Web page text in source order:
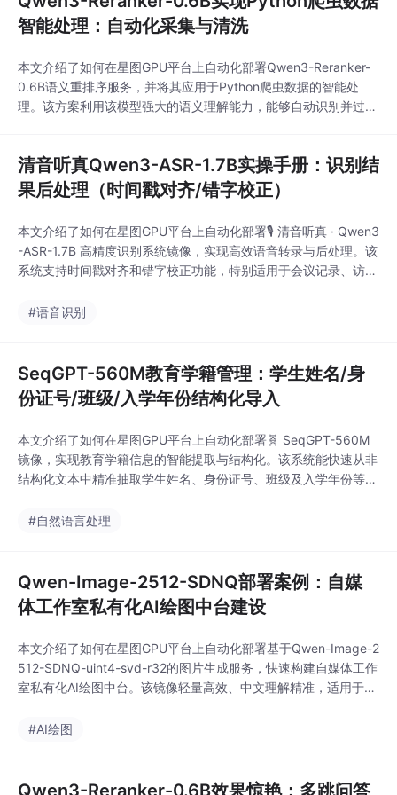
智能处理：自动化采集与清洗
本文介绍了如何在星图GPU平台上自动化部署Qwen3-Reranker-
0.6B语义重排序服务，并将其应用于Python爬虫数据的智能处
理。该方案利用该模型强大的语义理解能力，能够自动识别并过滤
清音听真Qwen3-ASR-1.7B实操手册：识别结
果后处理（时间戳对齐/错字校正）
本文介绍了如何在星图GPU平台上自动化部署🎙️ 清音听真 · Qwen3
-ASR-1.7B 高精度识别系统镜像，实现高效语音转录与后处理。该
系统支持时间戳对齐和错字校正功能，特别适用于会议记录、访谈
#语音识别
SeqGPT-560M教育学籍管理：学生姓名/身
份证号/班级/入学年份结构化导入
本文介绍了如何在星图GPU平台上自动化部署🧬 SeqGPT-560M
镜像，实现教育学籍信息的智能提取与结构化。该系统能快速从非
结构化文本中精准抽取学生姓名、身份证号、班级及入学年份等关
准确性。
#自然语言处理
Qwen-Image-2512-SDNQ部署案例：自媒
体工作室私有化AI绘图中台建设
本文介绍了如何在星图GPU平台上自动化部署基于Qwen-Image-2
512-SDNQ-uint4-svd-r32的图片生成服务，快速构建自媒体工作
室私有化AI绘图中台。该镜像轻量高效、中文理解精准，适用于小
作场景，显著提升视觉内容生产效率与数据安全性。
#AI绘图
Qwen3-Reranker-0.6B效果惊艳：多跳问答